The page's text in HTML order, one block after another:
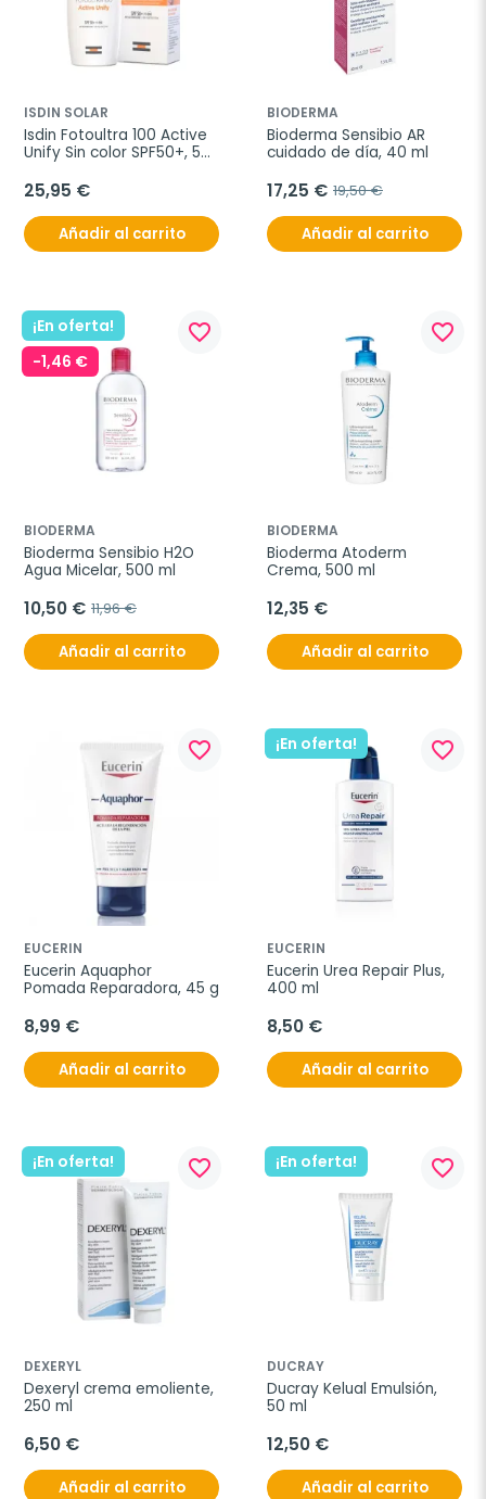
ISDIN SOLAR
Isdin Fotoultra 100 Active
Unify Sin color SPF50+, 50
25,95 €
Añadir al carrito
BIODERMA
Bioderma Sensibio AR
cuidado de día, 40 ml
17,25 € 19,50 €
Añadir al carrito
¡En oferta!
-1,46 €
favorite_border
BIODERMA
Bioderma Sensibio H2O
Agua Micelar, 500 ml
10,50 € 11,96 €
Añadir al carrito
favorite_border
BIODERMA
Bioderma Atoderm
Crema, 500 ml
12,35 €
Añadir al carrito
favorite_border
EUCERIN
Eucerin Aquaphor
Pomada Reparadora, 45 g
8,99 €
Añadir al carrito
¡En oferta! favorite_border
EUCERIN
Eucerin Urea Repair Plus,
400 ml
8,50 €
Añadir al carrito
¡En oferta! favorite_border
DEXERYL
Dexeryl crema emoliente,
250 ml
6,50 €
Añadir al carrito
¡En oferta! favorite_border
DUCRAY
Ducray Kelual Emulsión,
50 ml
12,50 €
Añadir al carrito